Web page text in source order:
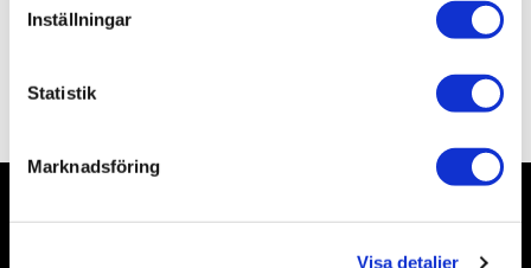
Inställningar
Statistik
Marknadsföring
Visa detaljer
surface!
Omdömen